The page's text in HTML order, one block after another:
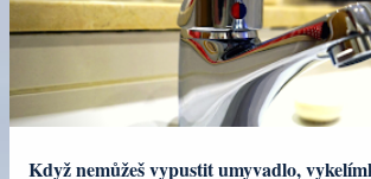
s
ě
Když nemůžeš vypustit umyvadlo,